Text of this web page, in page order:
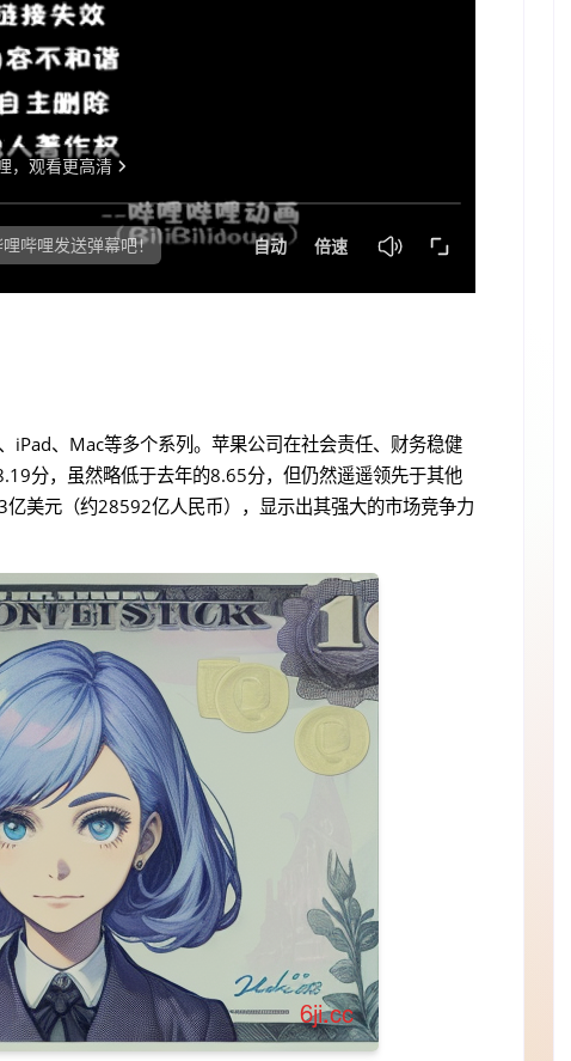
iPad、Mac等多个系列。苹果公司在社会责任、财务稳健
分，虽然略低于去年的8.65分，但仍然遥遥领先于其他
美元（约28592亿人民币），显示出其强大的市场竞争力